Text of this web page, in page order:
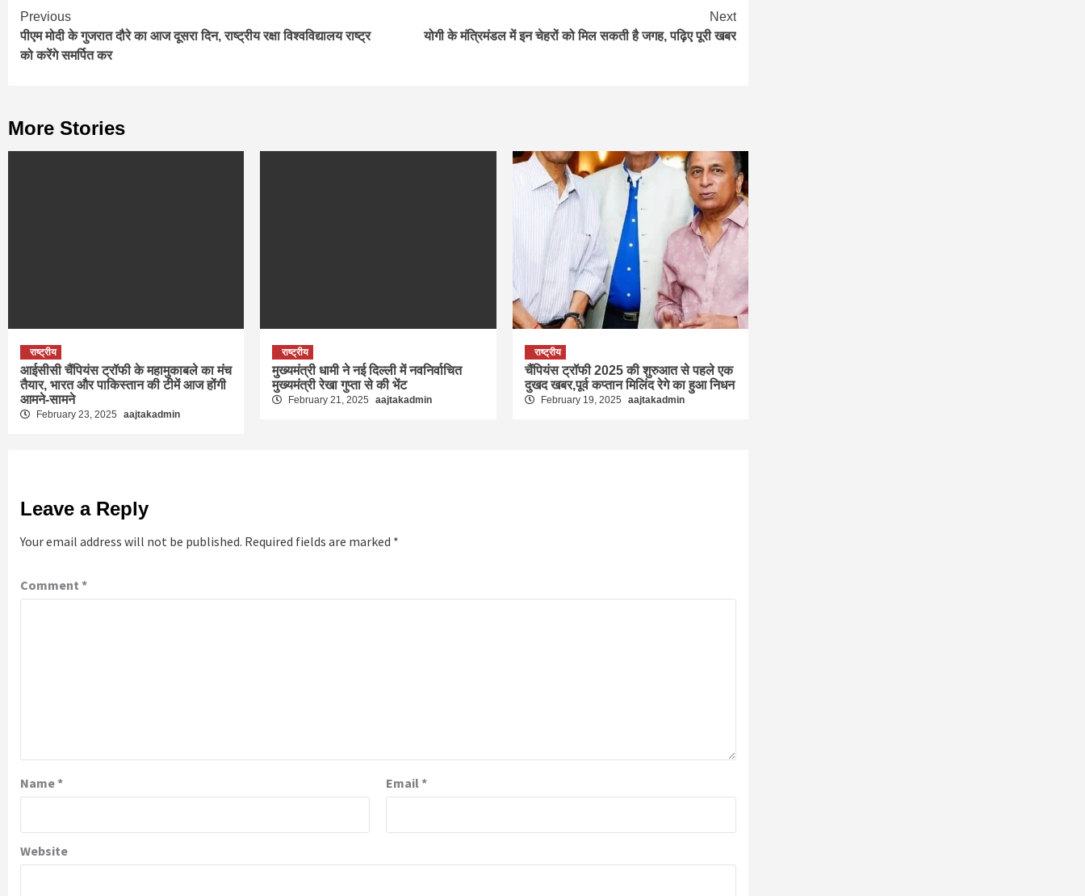
Continue
Reading
Previous
पीएम मोदी के गुजरात दौरे का आज दूसरा दिन, राष्ट्रीय रक्षा विश्वविद्यालय राष्ट्र
को करेंगे समर्पित कर
Next
योगी के मंत्रिमंडल में इन चेहरों को मिल सकती है जगह, पढ़िए पूरी खबर
More Stories
राष्ट्रीय
आईसीसी चैंपियंस ट्रॉफी के महामुकाबले का मंच
तैयार, भारत और पाकिस्तान की टीमें आज होंगी
आमने-सामने
February 23, 2025 aajtakadmin
राष्ट्रीय
मुख्यमंत्री धामी ने नई दिल्ली में नवनिर्वाचित
मुख्यमंत्री रेखा गुप्ता से की भेंट
February 21, 2025 aajtakadmin
राष्ट्रीय
चैंपियंस ट्रॉफी 2025 की शुरुआत से पहले एक
दुखद खबर,पूर्व कप्तान मिलिंद रेगे का हुआ निधन
February 19, 2025 aajtakadmin
Leave a Reply
Your email address will not be published. Required fields are marked *
Comment *
Name* Email*
Website